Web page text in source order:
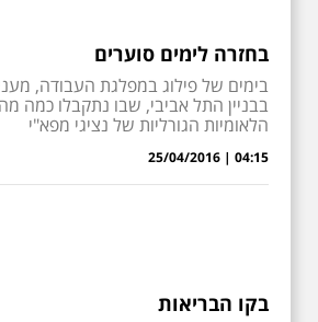
בחזרה לימים סוערים
בימים של פילוג במפלגת העבודה,
בבניין התל אביבי, שבו נתקבלו כמה
הלאומיות הגורליות של נציגי מפא"י
04:15 | 25/04/2016
בקו הבריאות